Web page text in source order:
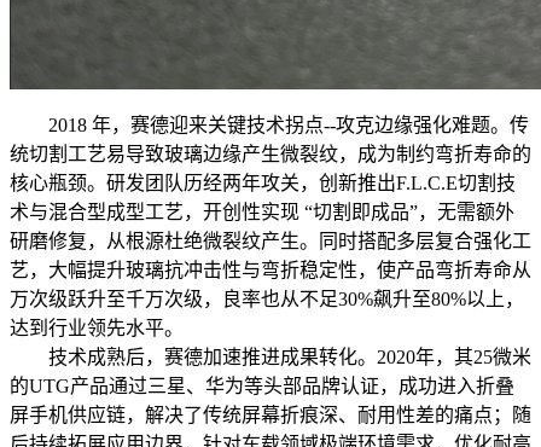
2018 年，赛德迎来关键技术拐点--攻克边缘强化难题。传
统切割工艺易导致玻璃边缘产生微裂纹，成为制约弯折寿命的
核心瓶颈。研发团队历经两年攻关，创新推出F.L.C.E切割技
术与混合型成型工艺，开创性实现 “切割即成品”，无需额外
研磨修复，从根源杜绝微裂纹产生。同时搭配多层复合强化工
艺，大幅提升玻璃抗冲击性与弯折稳定性，使产品弯折寿命从
万次级跃升至千万次级，良率也从不足30%飙升至80%以上，
达到行业领先水平。
技术成熟后，赛德加速推进成果转化。2020年，其25微米
的UTG产品通过三星、华为等头部品牌认证，成功进入折叠
屏手机供应链，解决了传统屏幕折痕深、耐用性差的痛点；随